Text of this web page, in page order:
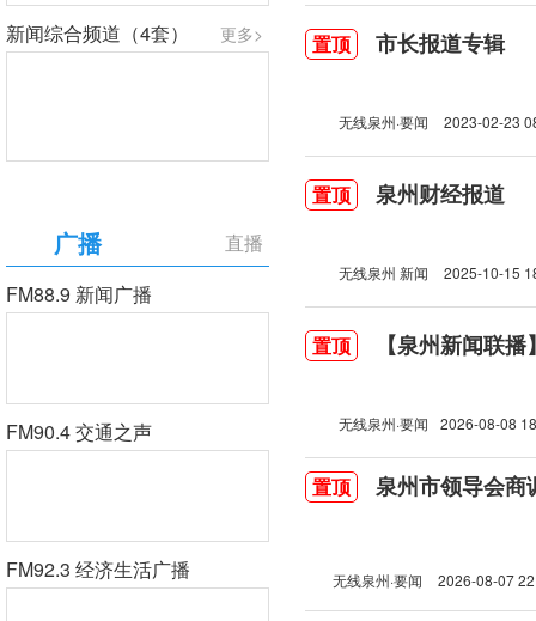
更多>
新闻综合频道（4套）
直播
广播
FM88.9 新闻广播
FM90.4 交通之声
FM92.3 经济生活广播
置顶 市长报道专辑
无线泉州·要闻 2023-02-23
置顶 泉州财经报道
无线泉州 新闻 2025-10-15
置顶 【泉州新闻联
无线泉州·要闻 2026-08-08
置顶 泉州市领导会商
无线泉州·要闻 2026-08-07